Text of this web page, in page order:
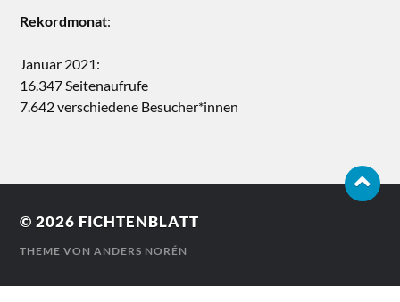
Rekordmonat:
Januar 2021:
16.347 Seitenaufrufe
7.642 verschiedene Besucher*innen
© 2026 FICHTENBLATT
THEME VONANDERS NORÉN